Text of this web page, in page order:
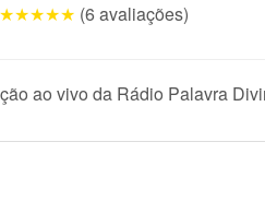
★★★★★ (6 avaliações)
ao vivo da Rádio Palavra